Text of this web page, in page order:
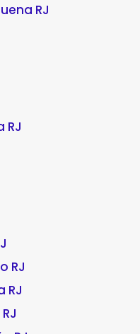
RJ
RJ
RJ
RJ